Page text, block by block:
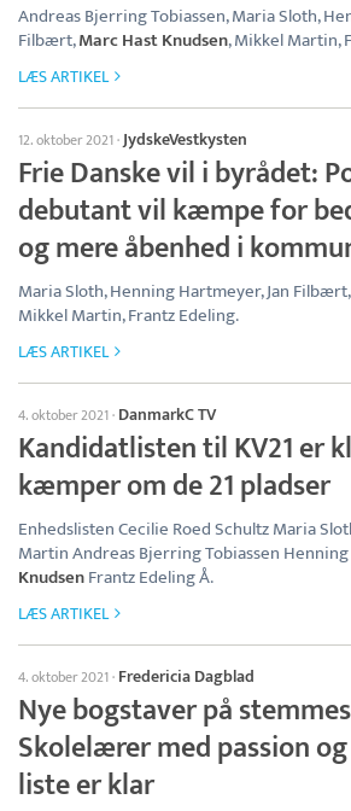
Andreas Bjerring Tobiassen, Maria Sloth,
Filbært,Marc Hast Knudsen, Mikkel Martin,
LÆS ARTIKEL
12. oktober 2021·JydskeVestkysten
Frie Danske vil i byrådet:
debutant vil kæmpe for
og mere åbenhed i
Maria Sloth, Henning Hartmeyer, Jan Filbært,
Mikkel Martin, Frantz Edeling.
LÆS ARTIKEL
4. oktober 2021· DanmarkC TV
Kandidatlisten til KV21 er
kæmper om de 21 pladser
Enhedslisten Cecilie Roed Schultz Maria
Martin Andreas Bjerring Tobiassen
KnudsenFrantz Edeling Å.
LÆS ARTIKEL
4. oktober 2021· Fredericia Dagblad
Nye bogstaver på
Skolelærer med passion
liste er klar